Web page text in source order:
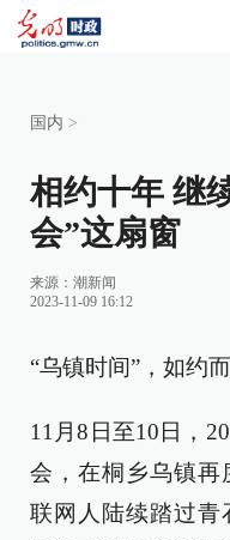
国内 >
相约十年 继
会”这扇窗
来源： 潮新闻
2023-11-09 16:12
“乌镇时间”，如约而
11月8日至10日，
会，在桐乡乌镇再
联网人陆续踏过青